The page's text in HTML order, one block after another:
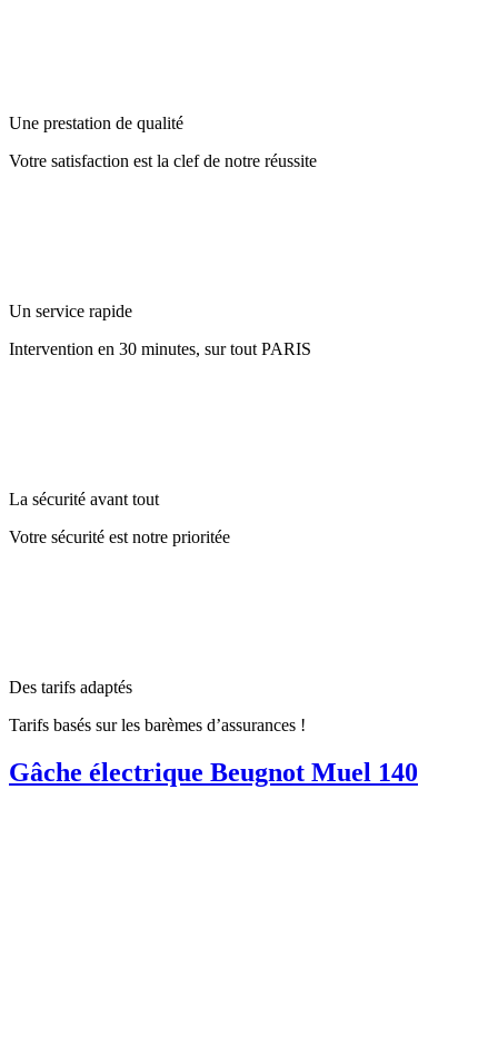
Une prestation de qualité
Votre satisfaction est la clef de notre réussite
Un service rapide
Intervention en 30 minutes, sur tout PARIS
La sécurité avant tout
Votre sécurité est notre prioritée
Des tarifs adaptés
Tarifs basés sur les barèmes d’assurances !
Gâche électrique Beugnot Muel 140